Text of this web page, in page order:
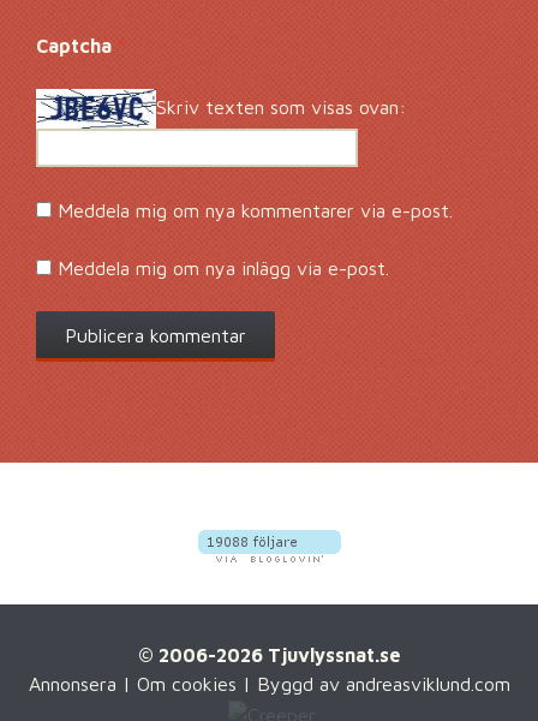
Captcha*
Skriv texten som visas ovan:
Meddela mig om nya kommentarer via e-post.
Meddela mig om nya inlägg via e-post.
© 2006-2026 Tjuvlyssnat.se
Annonsera | Om cookies | Byggd av andreasviklund.com